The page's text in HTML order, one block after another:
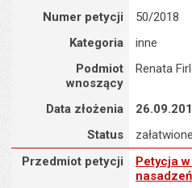
Numer petycji
50/2018
Kategoria
inne
Podmiot
wnoszący
Renata
Data złożenia
Status
załatwione
Przedmiot petycji : Petycja w
Przedmiot petycji
Petycja